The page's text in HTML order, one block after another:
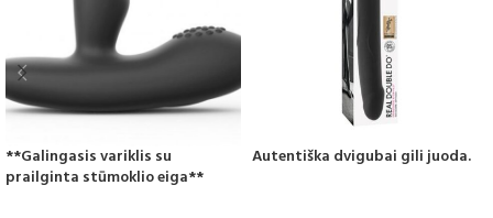
**Galingasis variklis su
prailginta stūmoklio eiga**
Autentiška dvigubai gili juoda.